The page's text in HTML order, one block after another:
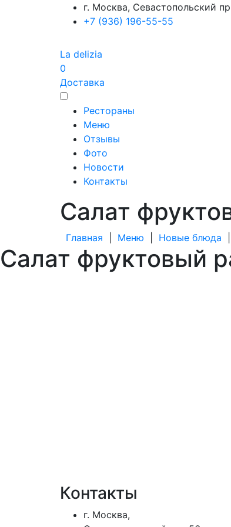
г. Москва, Севастопольский
+7 (936) 196-55-55
La delizia
0
Доставка
Рестораны
Меню
Отзывы
Фото
Новости
Контакты
Салат
Главная Меню Новые блюда
Салат фруктовый
Контакты
г. Москва,